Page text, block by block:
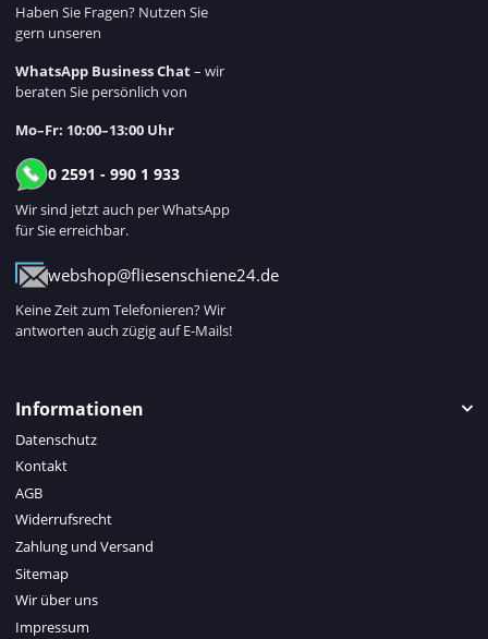
Haben Sie Fragen? Nutzen Sie
gern unseren
WhatsApp Business Chat– wir
beraten Sie persönlich von
Mo–Fr: 10:00–13:00 Uhr
0 2591 - 990 1 933
Wir sind jetzt auch per WhatsApp
für Sie erreichbar.
webshop@fliesenschiene24.de
Keine Zeit zum Telefonieren? Wir
antworten auch zügig auf E-Mails!
Informationen
Datenschutz
Kontakt
AGB
Widerrufsrecht
Zahlung und Versand
Sitemap
Wir über uns
Impressum